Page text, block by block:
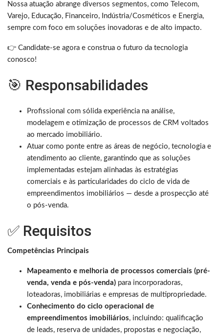
Nossa atuação abrange diversos segmentos, como Telecom,
Varejo, Educação, Financeiro, Indústria/Cosméticos e Energia,
sempre com foco em soluções inovadoras e de alto impacto.
👉 Candidate-se agora e construa o futuro da tecnologia
conosco!
🎯 Responsabilidades
Profissional com sólida experiência na análise,
modelagem e otimização de processos de CRM voltados
ao mercado imobiliário.
Atuar como ponte entre as áreas de negócio, tecnologia e
atendimento ao cliente, garantindo que as soluções
implementadas estejam alinhadas às estratégias
comerciais e às particularidades do ciclo de vida de
empreendimentos imobiliários — desde a prospecção até
o pós-venda.
✅ Requisitos
Competências Principais
Mapeamento e melhoria de processos comerciais (pré-
venda, venda e pós-venda) para incorporadoras,
loteadoras, imobiliárias e empresas de multipropriedade.
Conhecimento do ciclo operacional de
empreendimentos imobiliários, incluindo: qualificação
de leads, reserva de unidades, propostas e negociação,